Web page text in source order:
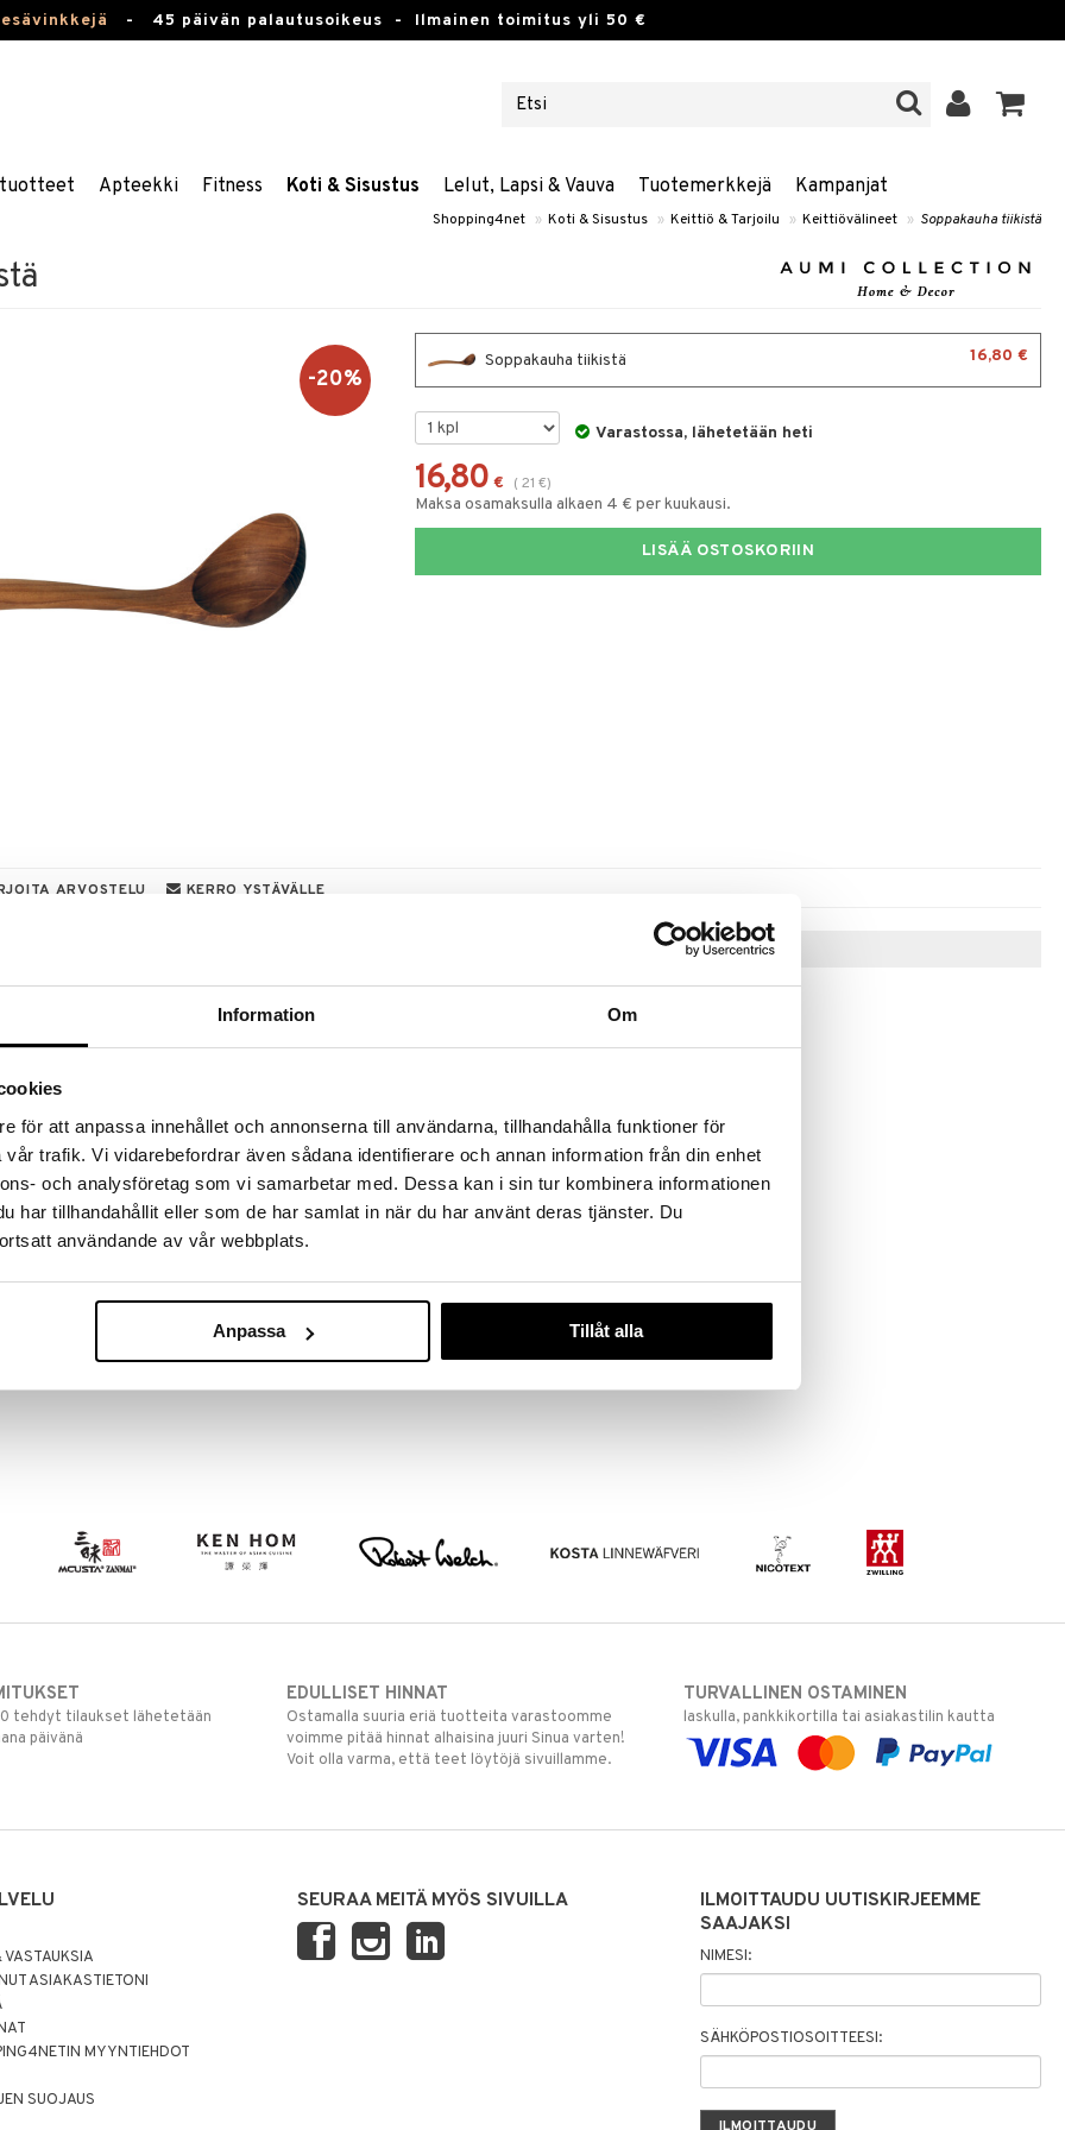
Information Om
för att anpassa innehållet och annonserna till användarna, tillhandahålla funktioner för
trafik. Vi vidarebefordrar även sådana identifierare och annan information från din enhet
och analysföretag som vi samarbetar med. Dessa kan i sin tur kombinera informationen
har tillhandahållit eller som de har samlat in när du har använt deras tjänster. Du
användande av vår webbplats.
Anpassa Tillåt alla
- 45 päivän palautusoikeus - Ilmainen toimitus yli 50 €
Apteekki Fitness Koti & Sisustus Lelut, Lapsi & Vauva Tuotemerkkejä Kampanjat
Shopping4net » Koti & Sisustus » Keittiö & Tarjoilu » Keittiövälineet » Soppakauha tiikistä
-20%
Soppakauha tiikistä 16,80 €
Varastossa, lähetetään heti
16,80 € ( 21 €)
Maksa osamaksulla alkaen 4 € per kuukausi.
LISÄÄ OSTOSKORIIN
ARVOSTELU KERRO YSTÄVÄLLE
löydöt kotiin!
tehdä löytöjä suuresta ALEstamme. Juuri
suuren valikoiman jännittäviä tuotteita
voivat päästä loppumaan!
ale-löydöt »
luokan keittokauhalla, joka on valmistettu
käsittelemättömästä tiikistä, se on
kauha.
tai maalia)
Vinkkejä sinulle
Sekoituslasta tiikistä
8,99
tehdyt tilaukset lähetetään
päivänä
EDULLISET HINNAT
Ostamalla suuria eriä tuotteita varastoomme
voimme pitää hinnat alhaisina juuri Sinua varten!
Voit olla varma, että teet löytöjä sivuillamme.
TURVALLINEN OSTAMINEN
laskulla, pankkikortilla tai asiakastilin kautta
ASIAKASTIETONI
MYYNTIEHDOT
SUOJAUS
SEURAA MEITÄ MYÖS SIVUILLA
ILMOITTAUDU UUTISKIRJEEMME
SAAJAKSI
NIMESI:
SÄHKÖPOSTIOSOITTEESI: